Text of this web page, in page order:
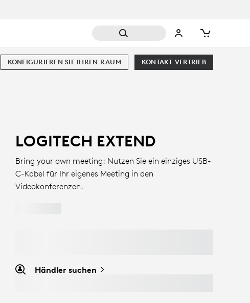
KONTAKT VERTRIEB
KONFIGURIEREN SIE IHREN RAUM
LOGITECH EXTEND
Bring your own meeting: Nutzen Sie ein einziges USB-
C-Kabel für Ihr eigenes Meeting in den
Videokonferenzen.
Händler suchen